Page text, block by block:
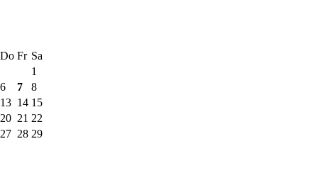
Do Fr Sa
1
6
7
8
13 14 15
20 21 22
27 28 29